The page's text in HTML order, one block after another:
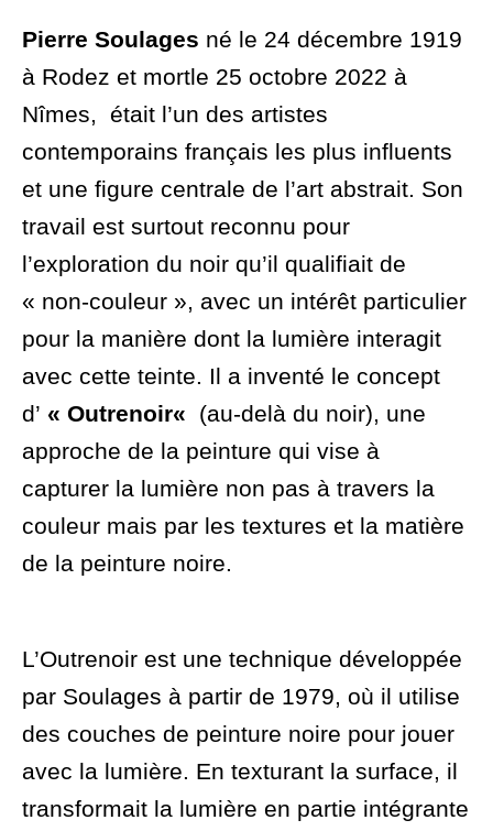
Pierre Soulages né le 24 décembre 1919
à Rodez et mortle 25 octobre 2022 à
Nîmes, était l’un des artistes
contemporains français les plus influents
et une figure centrale de l’art abstrait. Son
travail est surtout reconnu pour
l’exploration du noir qu’il qualifiait de
« non-couleur », avec un intérêt particulier
pour la manière dont la lumière interagit
avec cette teinte. Il a inventé le concept
d’ « Outrenoir«
(au-delà du noir), une
approche de la peinture qui vise à
capturer la lumière non pas à travers la
couleur mais par les textures et la matière
de la peinture noire.
L’Outrenoir est une technique développée
par Soulages à partir de 1979, où il utilise
des couches de peinture noire pour jouer
avec la lumière. En texturant la surface, il
transformait la lumière en partie intégrante